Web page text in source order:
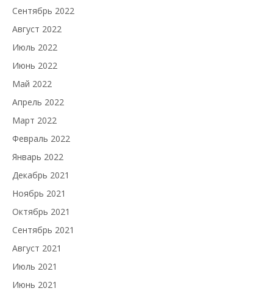
Сентябрь 2022
Август 2022
Июль 2022
Июнь 2022
Май 2022
Апрель 2022
Март 2022
Февраль 2022
Январь 2022
Декабрь 2021
Ноябрь 2021
Октябрь 2021
Сентябрь 2021
Август 2021
Июль 2021
Июнь 2021